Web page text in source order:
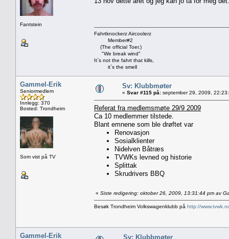
Fantstein
Fahrtknockerz Aircoolerz
Member#2
(The official Toer.)
"We break wind"
It`s not the fahrt that kills,
it`s the smell
Gammel-Erik
Seniormedlem
Innlegg: 370
Bosted: Trondheim
Som vist på TV
Sv: Klubbmøter
« Svar #115 på: september 29, 2009,
Referat fra medlemsmøte 29/9 2009
Ca 10 medlemmer tilstede.
Blant emnene som ble drøftet var
Renovasjon
Sosialklienter
Nidelven Båtræs
TVWKs levned og historie
Splittak
Skrudrivers BBQ
« Siste redigering: oktober 26, 2009, 13:31:44 pm av
Besøk Trondheim Volkswagenklubb på http://
Gammel-Erik Sv: Klubbmøter